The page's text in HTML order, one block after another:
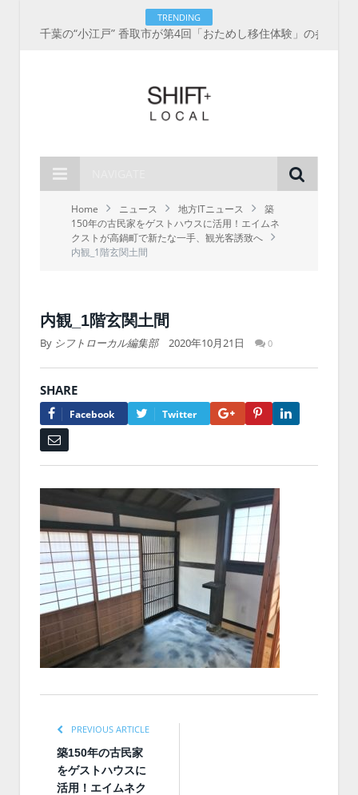
TRENDING
Home ニュース 地方ITニュース
築
150年の古民家をゲストハウスに活用！エイムネ
クストが高鍋町で新たな一手、観光客誘致へ
内観_1階玄関土間
内観_1階玄関土間
By シフトローカル編集部 2020年10月21日 0
SHARE
Facebook Twitter Google+Pinterest
PREVIOUS ARTICLE
築150年の古民家
をゲストハウスに
活用！エイムネク